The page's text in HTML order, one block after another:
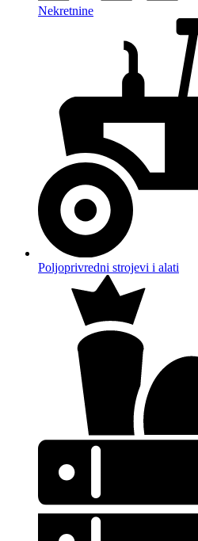
Nekretnine
Poljoprivredni strojevi i alati